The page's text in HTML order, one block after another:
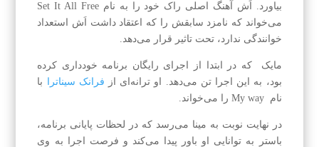
بیاورد. اَش آهنگ اصلی راک خود را به نام Set It All Free
می‌خواند که نامزد سابقش را که اعتقاد داشت اَش استعداد
خوانندگی ندارد، تحت تاثیر قرار می‌دهد.
مایک که در ابتدا از اجرای رایگان برنامه خودداری کرده
بود، به این اجرا تن می‌دهد. او ترانه‌ای از فرانک سیناترا
با
نام My way را می‌خواند.
در نهایت نوبت به مینا می‌رسد که در لحظات پایانی برنامه،
باستر به توانایی او باور پیدا می‌کند و فرصت اجرا به وی